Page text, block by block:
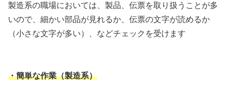
製造系の職場においては、製品、伝票を取り扱うことが多
いので、細かい部品が見れるか、伝票の文字が読めるか
（小さな文字が多い）、などチェックを受けます
・簡単な作業（製造系）